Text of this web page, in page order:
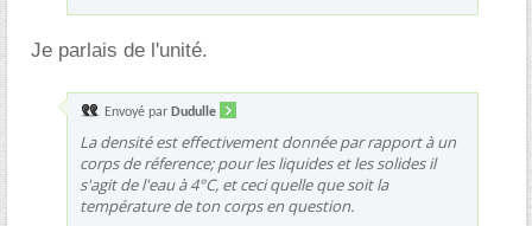
Je parlais de l'unité.
Envoyé par Dudulle
La densité est effectivement donnée par rapport à un
corps de réference; pour les liquides et les solides il
s'agit de l'eau à 4°C, et ceci quelle que soit la
température de ton corps en question.